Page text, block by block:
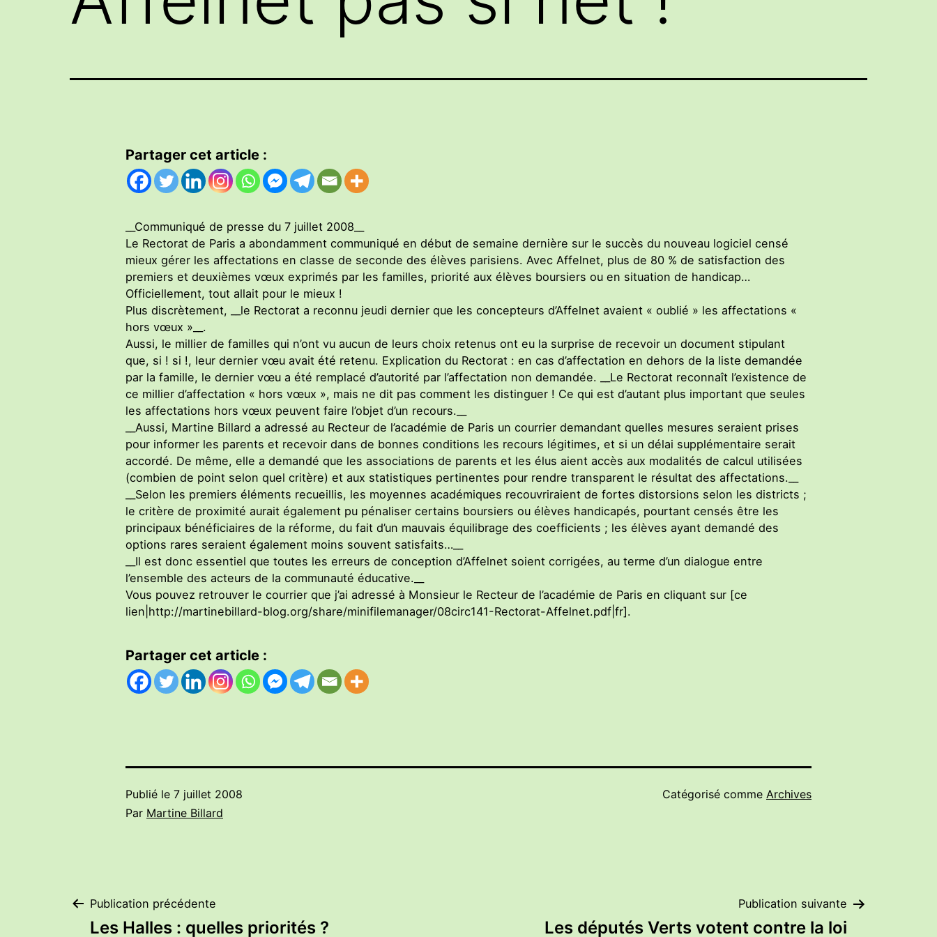
Partager cet article :
__Communiqué de presse du 7 juillet 2008__
Le Rectorat de Paris a abondamment communiqué en début de semaine dernière sur le succès du nouveau logiciel censé
mieux gérer les affectations en classe de seconde des élèves parisiens. Avec Affelnet, plus de 80 % de satisfaction des
premiers et deuxièmes vœux exprimés par les familles, priorité aux élèves boursiers ou en situation de handicap…
Officiellement, tout allait pour le mieux !
Plus discrètement, __le Rectorat a reconnu jeudi dernier que les concepteurs d’Affelnet avaient « oublié » les affectations «
hors vœux »__.
Aussi, le millier de familles qui n’ont vu aucun de leurs choix retenus ont eu la surprise de recevoir un document stipulant
que, si ! si !, leur dernier vœu avait été retenu. Explication du Rectorat : en cas d’affectation en dehors de la liste demandée
par la famille, le dernier vœu a été remplacé d’autorité par l’affectation non demandée. __Le Rectorat reconnaît l’existence de
ce millier d’affectation « hors vœux », mais ne dit pas comment les distinguer ! Ce qui est d’autant plus important que seules
les affectations hors vœux peuvent faire l’objet d’un recours.__
__Aussi, Martine Billard a adressé au Recteur de l’académie de Paris un courrier demandant quelles mesures seraient prises
pour informer les parents et recevoir dans de bonnes conditions les recours légitimes, et si un délai supplémentaire serait
accordé. De même, elle a demandé que les associations de parents et les élus aient accès aux modalités de calcul utilisées
(combien de point selon quel critère) et aux statistiques pertinentes pour rendre transparent le résultat des affectations.__
__Selon les premiers éléments recueillis, les moyennes académiques recouvriraient de fortes distorsions selon les districts ;
le critère de proximité aurait également pu pénaliser certains boursiers ou élèves handicapés, pourtant censés être les
principaux bénéficiaires de la réforme, du fait d’un mauvais équilibrage des coefficients ; les élèves ayant demandé des
options rares seraient également moins souvent satisfaits…__
__Il est donc essentiel que toutes les erreurs de conception d’Affelnet soient corrigées, au terme d’un dialogue entre
l’ensemble des acteurs de la communauté éducative.__
Vous pouvez retrouver le courrier que j’ai adressé à Monsieur le Recteur de l’académie de Paris en cliquant sur [ce
lien|http://martinebillard-blog.org/share/minifilemanager/08circ141-Rectorat-Affelnet.pdf|fr].
Partager cet article :
Publié le 7 juillet 2008
Par Martine Billard
Catégorisé comme Archives
Navigation
Publication précédente
Les Halles : quelles priorités ?
Publication suivante
Les députés Verts votent contre la loi